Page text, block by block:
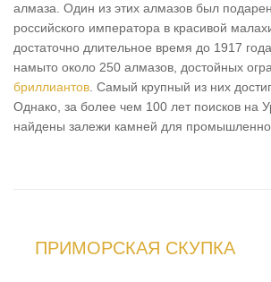
алмаза. Один из этих алмазов был
российского императора в красивой
достаточно длительное время до 1917
намыто около 250 алмазов, достойных
бриллиантов. Самый крупный из них
Однако, за более чем 100 лет поисков на
найдены залежи камней для
ПРИМОРСКАЯ СКУПКА